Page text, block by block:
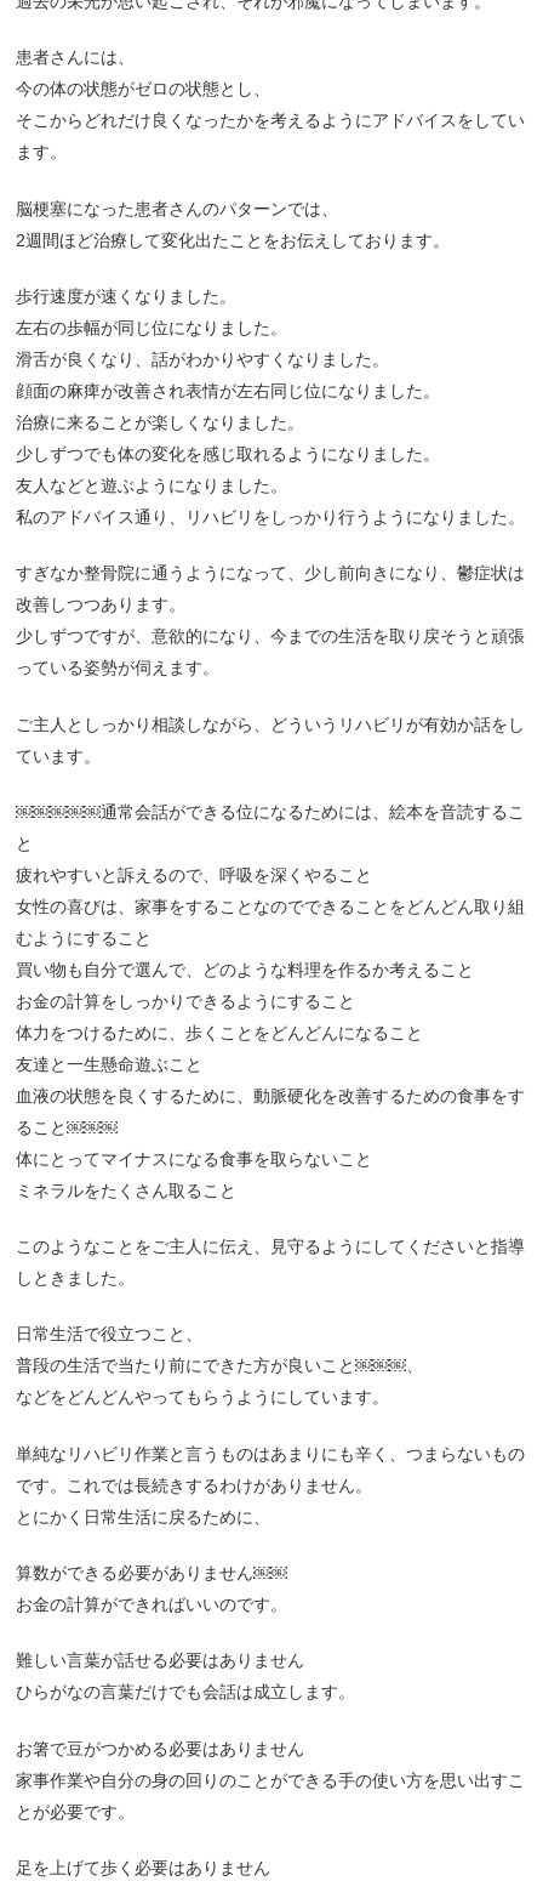
患者さんには、
今の体の状態がゼロの状態とし、
そこからどれだけ良くなったかを考えるようにアドバイスをしてい
ます。
脳梗塞になった患者さんのパターンでは、
2週間ほど治療して変化出たことをお伝えしております。
歩行速度が速くなりました。
左右の歩幅が同じ位になりました。
滑舌が良くなり、話がわかりやすくなりました。
顔面の麻痺が改善され表情が左右同じ位になりました。
治療に来ることが楽しくなりました。
少しずつでも体の変化を感じ取れるようになりました。
友人などと遊ぶようになりました。
私のアドバイス通り、リハビリをしっかり行うようになりました。
すぎなか整骨院に通うようになって、少し前向きになり、鬱症状は
改善しつつあります。
少しずつですが、意欲的になり、今までの生活を取り戻そうと頑張
っている姿勢が伺えます。
ご主人としっかり相談しながら、どういうリハビリが有効か話をし
ています。
￼￼￼￼￼通常会話ができる位になるためには、絵本を音読するこ
と
疲れやすいと訴えるので、呼吸を深くやること
女性の喜びは、家事をすることなのでできることをどんどん取り組
むようにすること
買い物も自分で選んで、どのような料理を作るか考えること
お金の計算をしっかりできるようにすること
体力をつけるために、歩くことをどんどんになること
友達と一生懸命遊ぶこと
血液の状態を良くするために、動脈硬化を改善するための食事をす
ること￼￼￼
体にとってマイナスになる食事を取らないこと
ミネラルをたくさん取ること
このようなことをご主人に伝え、見守るようにしてくださいと指導
しときました。
日常生活で役立つこと、
普段の生活で当たり前にできた方が良いこと￼￼￼、
などをどんどんやってもらうようにしています。
単純なリハビリ作業と言うものはあまりにも辛く、つまらないもの
です。これでは長続きするわけがありません。
とにかく日常生活に戻るために、
算数ができる必要がありません￼￼
お金の計算ができればいいのです。
難しい言葉が話せる必要はありません
ひらがなの言葉だけでも会話は成立します。
お箸で豆がつかめる必要はありません
家事作業や自分の身の回りのことができる手の使い方を思い出すこ
とが必要です。
足を上げて歩く必要はありません